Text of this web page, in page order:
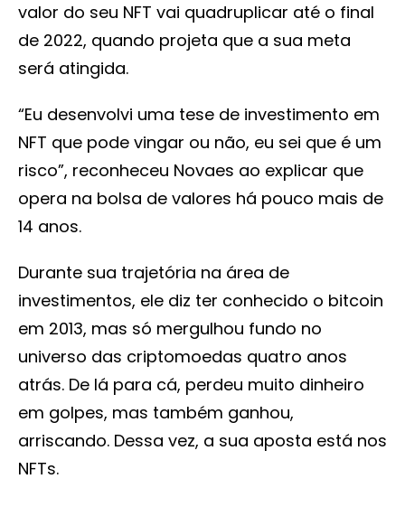
valor do seu NFT vai quadruplicar até o final
de 2022, quando projeta que a sua meta
será atingida.
“Eu desenvolvi uma tese de investimento em
NFT que pode vingar ou não, eu sei que é um
risco”, reconheceu Novaes ao explicar que
opera na bolsa de valores há pouco mais de
14 anos.
Durante sua trajetória na área de
investimentos, ele diz ter conhecido o bitcoin
em 2013, mas só mergulhou fundo no
universo das criptomoedas quatro anos
atrás. De lá para cá, perdeu muito dinheiro
em golpes, mas também ganhou,
arriscando. Dessa vez, a sua aposta está nos
NFTs.